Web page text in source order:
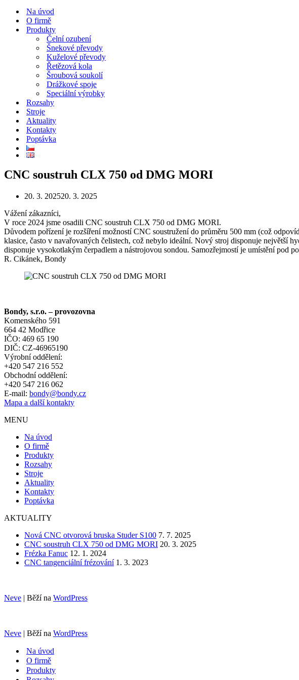
Na úvod
O firmě
Produkty
Čelní ozubení
Šnekové převody
Kuželové převody
Řetězová kola
Šroubová soukolí
Drážkové spoje
Speciální výrobky
Rozsahy
Stroje
Aktuality
Kontakty
Poptávka
CNC soustruh CLX 750 od DMG MORI
20. 3. 202520. 3. 2025
Vážení zákazníci,
V roce 2024 jsme osadili CNC soustruh CLX 750 od DMG MORI.
Důvodem pořízení je rozšíření možností CNC soustružení do průměru 500 mm (což
klasice, často v navařovaných čelistech, což nebylo ideální. Nový stroj disponuje největší
disponuje vysokotlakým čerpadlem a nástrojovou sondou. Samozřejmostí je umístění pod
R. Cikánek, Bondy
Bondy, s.r.o. – provozovna
Komenského 591
664 42 Modřice
IČO: 469 65 190
DIČ: CZ-46965190
Výrobní oddělení:
+420 547 216 552
Obchodní oddělení:
+420 547 216 062
E-mail: bondy@bondy.cz
Mapa a další kontakty
MENU
Na úvod
O firmě
Produkty
Rozsahy
Stroje
Aktuality
Kontakty
Poptávka
AKTUALITY
Nová CNC otvorová bruska Studer S100 7. 7. 2025
CNC soustruh CLX 750 od DMG MORI 20. 3. 2025
Frézka Fanuc 12. 1. 2024
CNC tangenciální frézování 1. 3. 2023
Neve | Běží na WordPress
Neve | Běží na WordPress
Na úvod
O firmě
Produkty